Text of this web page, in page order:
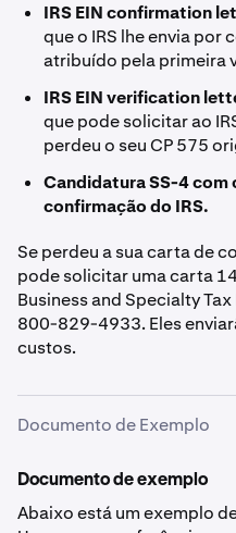
IRS EIN confirmation
que o IRS lhe envia por
atribuído pela primeira
IRS EIN verification
que pode solicitar ao
perdeu o seu CP 575
Candidatura SS-4 com
confirmação do IRS.
Se perdeu a sua carta de
pode solicitar uma carta
Business and Specialty
800-829-4933. Eles
custos.
Documento de Exemplo
Documento de exemplo
Abaixo está um exemplo